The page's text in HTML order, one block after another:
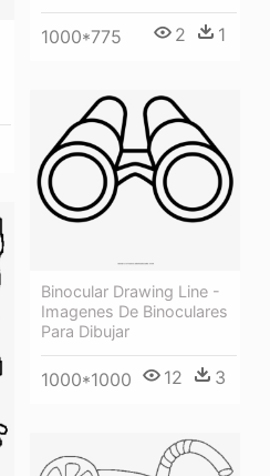
1000*775 2 1
Binocular Drawing Line -
Imagenes De Binoculares
Para Dibujar
1000*1000 12 3